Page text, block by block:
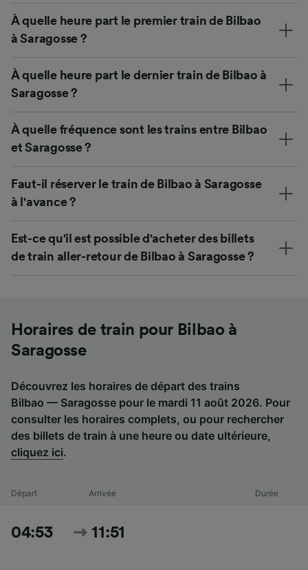
À quelle heure part le premier train de Bilbao
à Saragosse ?
À quelle heure part le dernier train de Bilbao à
Saragosse ?
À quelle fréquence sont les trains entre Bilbao
et Saragosse ?
Faut-il réserver le train de Bilbao à Saragosse
à l'avance ?
Est-ce qu'il est possible d'acheter des billets
de train aller-retour de Bilbao à Saragosse ?
Horaires de train pour Bilbao à
Saragosse
Découvrez les horaires de départ des trains
Bilbao — Saragosse pour le mardi 11 août 2026. Pour
consulter les horaires complets, ou pour rechercher
des billets de train à une heure ou date ultérieure,
cliquez ici.
Départ Arrivée Durée
04:53 11:51